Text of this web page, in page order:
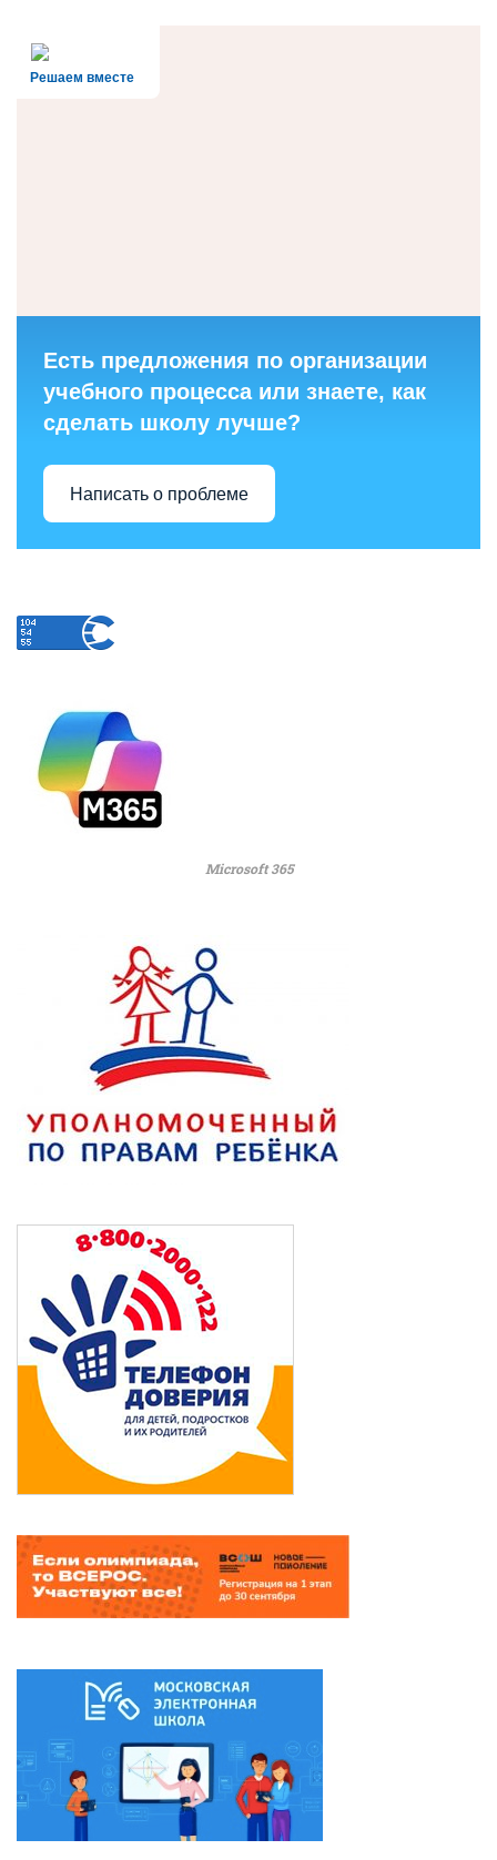
Решаем вместе
Есть предложения по организации
учебного процесса или знаете, как
сделать школу лучше?
Написать о проблеме
Microsoft 365